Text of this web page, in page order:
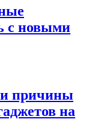
с новыми
причины
на